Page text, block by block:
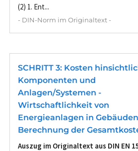
(2) 1. Ent...
- DIN-Norm im Originaltext -
SCHRITT 3: Kosten
Komponenten und
Anlagen/Systemen -
Wirtschaftlichkeit von
Energieanlagen in
Berechnung der
Auszug im Originaltext aus DIN EN